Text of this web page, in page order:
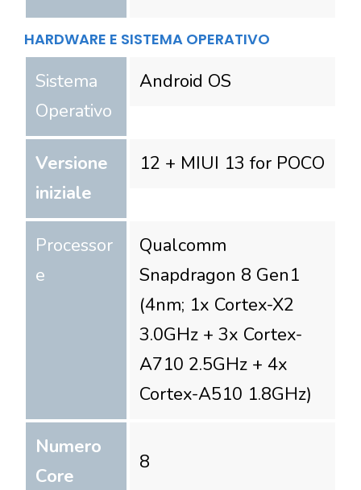
HARDWARE E SISTEMA OPERATIVO
Sistema
Operativo
Android OS
Versione
iniziale
12 + MIUI 13 for POCO
Processor
e
Qualcomm
Snapdragon 8 Gen1
(4nm; 1x Cortex-X2
3.0GHz + 3x Cortex-
A710 2.5GHz + 4x
Cortex-A510 1.8GHz)
Numero
Core
8